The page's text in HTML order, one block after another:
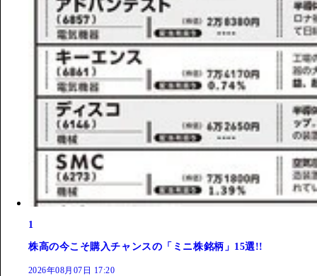
1
株高の今こそ購入チャンスの「ミニ株銘柄」15選!!
2026年08月07日 17:20